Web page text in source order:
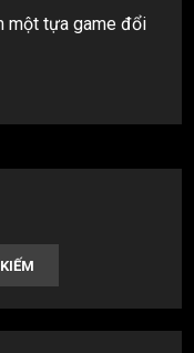
một tựa game đổi